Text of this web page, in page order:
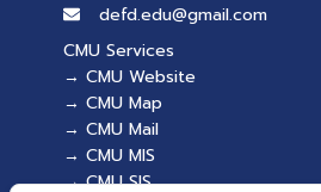
defd.edu@gmail.com
CMU Services
→ CMU Website
→ CMU Map
→ CMU Mail
→ CMU MIS
→ CMU SIS